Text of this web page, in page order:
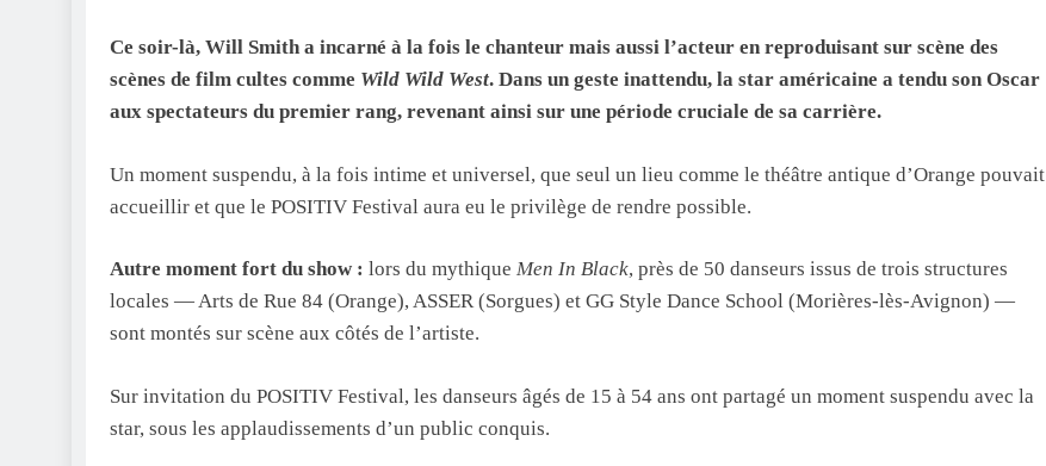
Ce soir-là, Will Smith a incarné à la fois le chanteur mais aussi l’acteur en reproduisant sur scène des
scènes de film cultes comme Wild Wild West. Dans un geste inattendu, la star américaine a tendu son Oscar
aux spectateurs du premier rang, revenant ainsi sur une période cruciale de sa carrière.
Un moment suspendu, à la fois intime et universel, que seul un lieu comme le théâtre antique d’Orange pouvait
accueillir et que le POSITIV Festival aura eu le privilège de rendre possible.
Autre moment fort du show : lors du mythique Men In Black, près de 50 danseurs issus de trois structures
locales — Arts de Rue 84 (Orange), ASSER (Sorgues) et GG Style Dance School (Morières-lès-Avignon) —
sont montés sur scène aux côtés de l’artiste.
Sur invitation du POSITIV Festival, les danseurs âgés de 15 à 54 ans ont partagé un moment suspendu avec la
star, sous les applaudissements d’un public conquis.